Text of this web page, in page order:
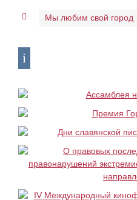
Мы любим свой город